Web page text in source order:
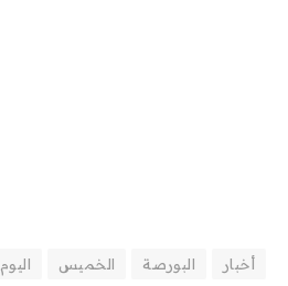
أخبار البورصة الخميس اليوم